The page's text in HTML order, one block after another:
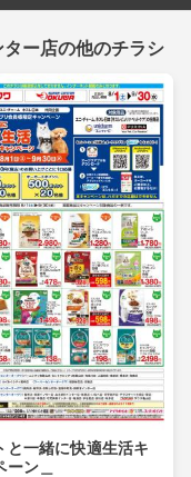
ー店の他のチラシ
と一緒に快適生活キ
ーン＿